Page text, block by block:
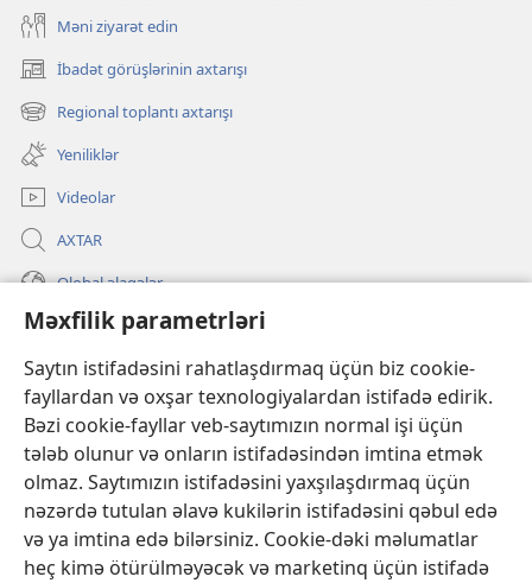
Məxfilik parametrləri
Saytın istifadəsini rahatlaşdırmaq üçün biz cookie-
fayllardan və oxşar texnologiyalardan istifadə edirik.
Bəzi cookie-fayllar veb-saytımızın normal işi üçün
tələb olunur və onların istifadəsindən imtina etmək
olmaz. Saytımızın istifadəsini yaxşılaşdırmaq üçün
nəzərdə tutulan əlavə kukilərin istifadəsini qəbul edə
və ya imtina edə bilərsiniz. Cookie-dəki məlumatlar
heç kimə ötürülməyəcək və marketinq üçün istifadə
Məni ziyarət edin
İbadət görüşlərinin axtarışı
(yeni
pəncərə
açılır)
Regional toplantı axtarışı
(yeni
pəncərə
açılır)
Yeniliklər
Videolar
AXTAR
Qlobal əlaqələr
KÖMƏK
(yeni
pəncərə
Gözətçi qülləsinin ONLAYN KİTABXANASI™
(yeni
pəncərə
açılır) JW Hub
(yeni
pəncərə
açılır)
«JW Library»®